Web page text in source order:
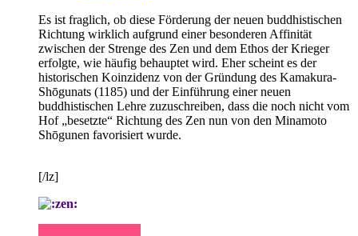
Es ist fraglich, ob diese Förderung der neuen buddhistischen
Richtung wirklich aufgrund einer besonderen Affinität
zwischen der Strenge des Zen und dem Ethos der Krieger
erfolgte, wie häufig behauptet wird. Eher scheint es der
historischen Koinzidenz von der Gründung des Kamakura-
Shōgunats (1185) und der Einführung einer neuen
buddhistischen Lehre zuzuschreiben, dass die noch nicht vom
Hof „besetzte“ Richtung des Zen nun von den Minamoto
Shōgunen favorisiert wurde.
[/lz]